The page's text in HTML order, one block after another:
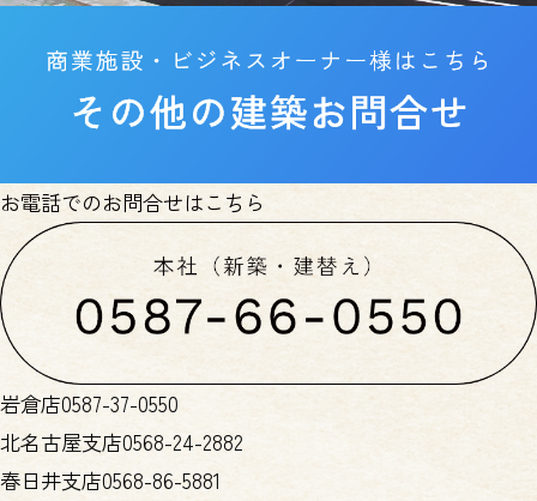
お電話でのお問合せはこちら
岩倉店0587-37-0550
北名古屋支店0568-24-2882
春日井支店0568-86-5881